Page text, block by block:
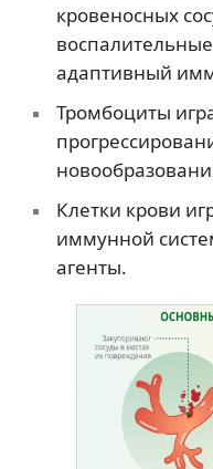
кровеносных
адаптивный
Тромбоциты
Клетки крови
иммунной
агенты.